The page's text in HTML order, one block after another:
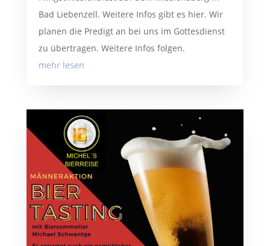
Bad Liebenzell. Weitere Infos gibt es hier. Wir
planen die Predigt an bei uns im Gottesdienst
zu übertragen. Weitere Infos folgen.
mehr lesen